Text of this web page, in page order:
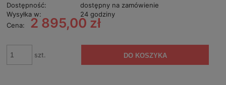
Dostępność:
dostępny na zamówienie
Wysyłka w:
24 godziny
Cena:
2 895,00 zł
szt. DO KOSZYKA